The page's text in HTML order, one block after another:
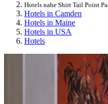
Hotels nahe Shirt Tail Point
Hotels in Camden
Hotels in Maine
Hotels in USA
Hotels